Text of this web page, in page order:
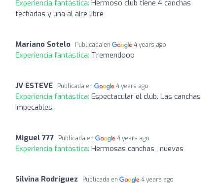
Experiencia fantástica: Hermoso club tiene 4 canchas
techadas y una al aire libre
Mariano Sotelo Publicada en 4 years ago
Experiencia fantástica: Tremendooo
JV ESTEVE Publicada en 4 years ago
Experiencia fantástica: Espectacular el club. Las canchas
impecables.
Miguel 777 Publicada en 4 years ago
Experiencia fantástica: Hermosas canchas , nuevas
Silvina Rodríguez Publicada en 4 years ago